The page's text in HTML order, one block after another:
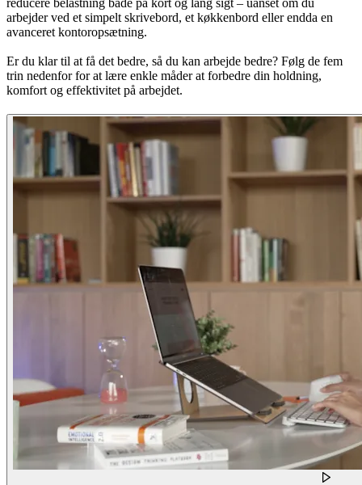
arbejder ved et simpelt skrivebord, et køkkenbord eller endda en
avanceret kontoropsætning.
Er du klar til at få det bedre, så du kan arbejde bedre? Følg de fem
trin nedenfor for at lære enkle måder at forbedre din holdning,
komfort og effektivitet på arbejdet.